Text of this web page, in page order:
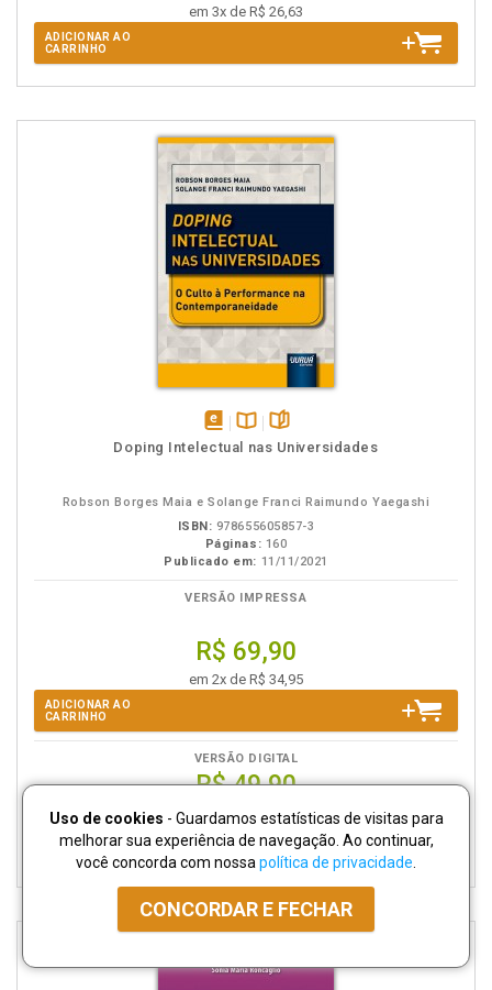
em 3x de R$ 26,63
ADICIONAR AO
CARRINHO
disponívelDisponível
páginas
Doping Intelectual nas Universidades
Robson Borges Maia e Solange Franci Raimundo Yaegashi
ISBN: 978655605857-3
Páginas: 160
Publicado em: 11/11/2021
VERSÃO IMPRESSA
R$ 69,90
em 2x de R$ 34,95
ADICIONAR AO
CARRINHO
VERSÃO DIGITAL
R$ 49,90
ADICIONAR EBOOK
AO CARRINHO
Uso de cookies - Guardamos estatísticas de visitas para
melhorar sua experiência de navegação. Ao continuar,
você concorda com nossa política de privacidade
CONCORDAR E FECHAR